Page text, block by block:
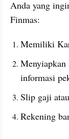
Anda yang
Finmas:
Memiliki
informasi
Slip gaji
Rekening